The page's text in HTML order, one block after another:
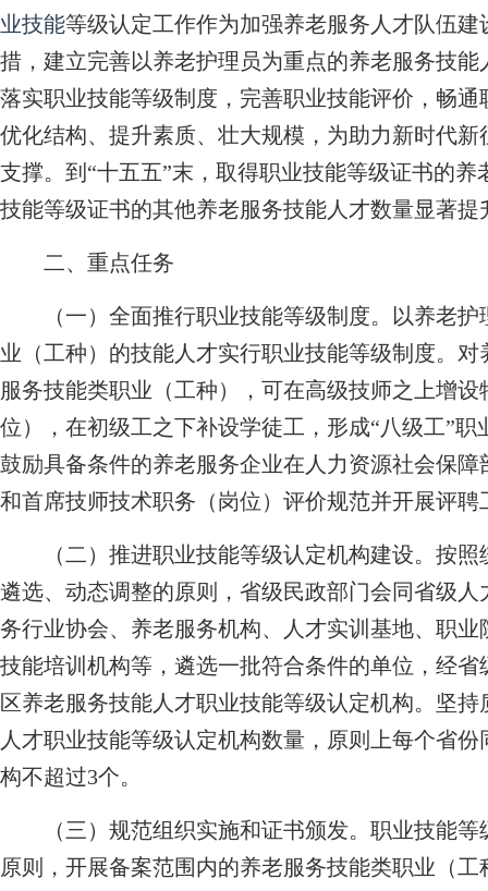
业技能等级认定工作作为加强养老服务人才队伍
措，建立完善以养老护理员为重点的养老服务技能
落实职业技能等级制度，完善职业技能评价，畅
优化结构、提升素质、壮大规模，为助力新时代
支撑。到“十五五”末，取得职业技能等级证书的
技能等级证书的其他养老服务技能人才数量显著提
二、重点任务
（一）全面推行职业技能等级制度。
以养老护
业（工种）的技能人才实行职业技能等级制度。
服务技能类职业（工种），可在高级技师之上增
位），在初级工之下补设学徒工，形成“八级工”
鼓励具备条件的养老服务企业在人力资源社会保
和首席技师技术职务（岗位）评价规范并开展评聘
（二）推进职业技能等级认定机构建设。 按照
遴选、动态调整的原则，省级民政部门会同省级
务行业协会、养老服务机构、人才实训基地、职
技能培训机构等，遴选一批符合条件的单位，经
区养老服务技能人才职业技能等级认定机构。坚
人才职业技能等级认定机构数量，原则上每个省
构不超过3个。
（三）规范组织实施和证书颁发。 职业技能等
原则，开展备案范围内的养老服务技能类职业（